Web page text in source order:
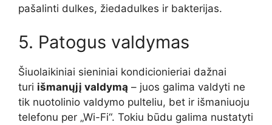
pašalinti dulkes, žiedadulkes ir bakterijas.
5. Patogus valdymas
Šiuolaikiniai sieniniai kondicionieriai dažnai
turi išmanųjį valdymą – juos galima valdyti ne
tik nuotolinio valdymo pulteliu, bet ir išmaniuoju
telefonu per „Wi-Fi“. Tokiu būdu galima nustatyti